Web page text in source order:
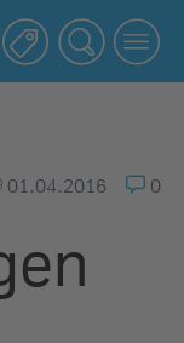
01.04.2016 0